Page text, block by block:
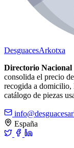
DesguacesArkotxa
Directorio Nacional
consolida el precio
recogida a domicilio,
catálogo de piezas
España